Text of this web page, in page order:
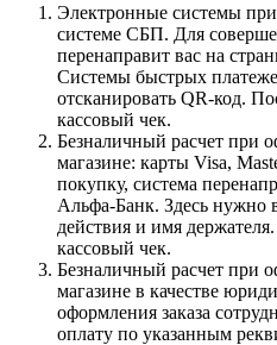
Электронные системы
системе СБП. Для
перенаправит вас на
Системы быстрых
отсканировать QR-код.
кассовый чек.
Безналичный расчет при
магазине: карты Visa,
покупку, система
Альфа-Банк. Здесь нужно
действия и имя
кассовый чек.
Безналичный расчет при
магазине в качестве
оформления заказа
оплату по указанным